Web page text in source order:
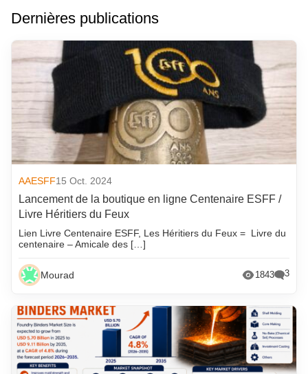
Dernières publications
AAESFF15 Oct. 2024
Lancement de la boutique en ligne Centenaire ESFF /
Livre Héritiers du Feux
Lien Livre Centenaire ESFF, Les Héritiers du Feux = Livre du
centenaire – Amicale des […]
Mourad 1843 3